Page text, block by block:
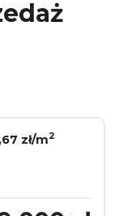
zł/m2